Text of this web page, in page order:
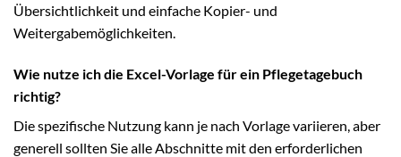
Übersichtlichkeit und einfache Kopier- und
Weitergabemöglichkeiten.
Wie nutze ich die Excel-Vorlage für ein Pflegetagebuch
richtig?
Die spezifische Nutzung kann je nach Vorlage variieren, aber
generell sollten Sie alle Abschnitte mit den erforderlichen